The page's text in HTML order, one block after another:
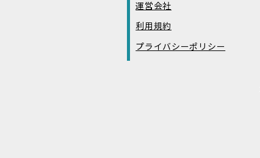
運営会社
利用規約
プライバシーポリシー